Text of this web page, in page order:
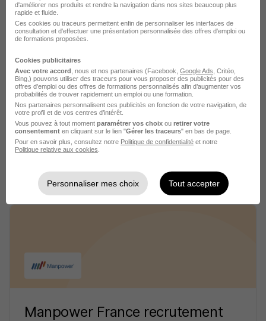
Janus sas recrutement
Recrutement - Placement - Conseils RH
Manpower France recrutement
d'améliorer nos produits et rendre la navigation dans nos sites beaucoup plus
rapide et fluide.
Ces cookies ou traceurs permettent enfin de personnaliser les interfaces de
consultation et d'effectuer une présentation personnalisée des offres d'emploi ou
de formations proposées.
Cookies publicitaires
Avec votre accord , nous et nos partenaires (Facebook, Google Ads , Critéo,
Bing,) pouvons utiliser des traceurs pour vous proposer des publicités pour des
offres d’emploi ou des offres de formations personnalisés afin d’augmenter vos
probabilités de trouver rapidement un emploi ou une formation.
Nos partenaires personnalisent ces publicités en fonction de votre navigation, de
votre profil et de vos centres d’intérêt.
Vous pouvez à tout moment paramétrer vos choix ou retirer votre
consentement en cliquant sur le lien "Gérer les traceurs" en bas de page.
Pour en savoir plus, consultez notre Politique de confidentialité et notre
Politique relative aux cookies
Personnaliser mes choix Tout accepter